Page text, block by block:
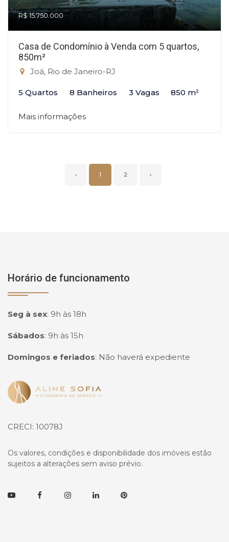
R$ 15.750.000
Casa de Condomínio à Venda com 5 quartos,
850m²
Joá, Rio de Janeiro-RJ
5 Quartos 8 Banheiros 3 Vagas 850 m²
Mais informações
‹ 1 2 ›
Horário de funcionamento
Seg à sex: 9h às 18h
Sábados: 9h às 15h
Domingos e feriados: Não haverá expediente
Página inicial
CRECI: 10078J
Os valores, condições e disponibilidade dos imóveis estão
sujeitos a alterações sem aviso prévio.
YoutubeFacebookInstagramLinkedinPinterest